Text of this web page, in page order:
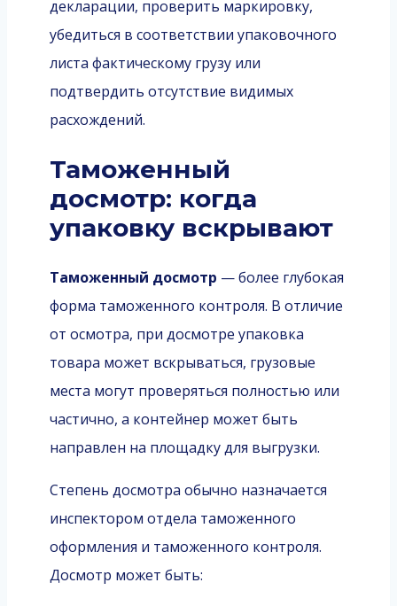
декларации, проверить маркировку,
убедиться в соответствии упаковочного
листа фактическому грузу или
подтвердить отсутствие видимых
расхождений.
Таможенный
досмотр: когда
упаковку вскрывают
Таможенный досмотр — более глубокая
форма таможенного контроля. В отличие
от осмотра, при досмотре упаковка
товара может вскрываться, грузовые
места могут проверяться полностью или
частично, а контейнер может быть
направлен на площадку для выгрузки.
Степень досмотра обычно назначается
инспектором отдела таможенного
оформления и таможенного контроля.
Досмотр может быть: